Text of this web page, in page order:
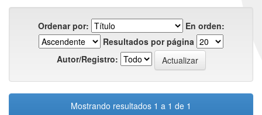
Ordenar por:
En orden:
Resultados por página
Autor/Registro:
Mostrando resultados 1 a 1 de 1